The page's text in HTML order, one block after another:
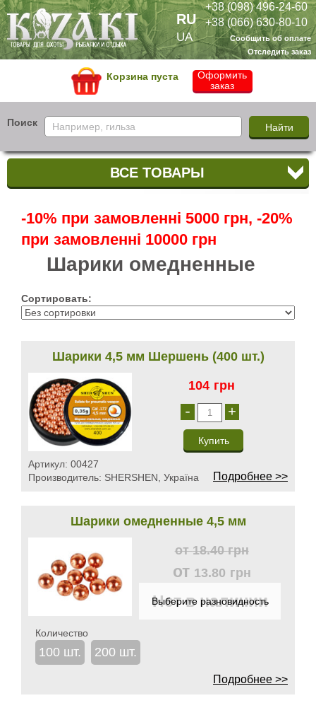
+38 (098) 496-24-60
+38 (066) 630-80-10
Сообщить об оплате
Отследить заказ
RU
UA
Корзина пуста
Оформить
заказ
Поиск
ВСЕ ТОВАРЫ
-10% при замовленні 5000 грн, -20%
при замовленні 10000 грн
Шарики омедненные
Сортировать:
Шарики 4,5 мм Шершень (400 шт.)
104 грн
- +
Артикул: 00427
Производитель: SHERSHEN, Україна Подробнее >>
Шарики омедненные 4,5 мм
от18.40 грн
от 13.80 грн
Нет в наличии
Количество
100 шт. 200 шт.
Подробнее >>